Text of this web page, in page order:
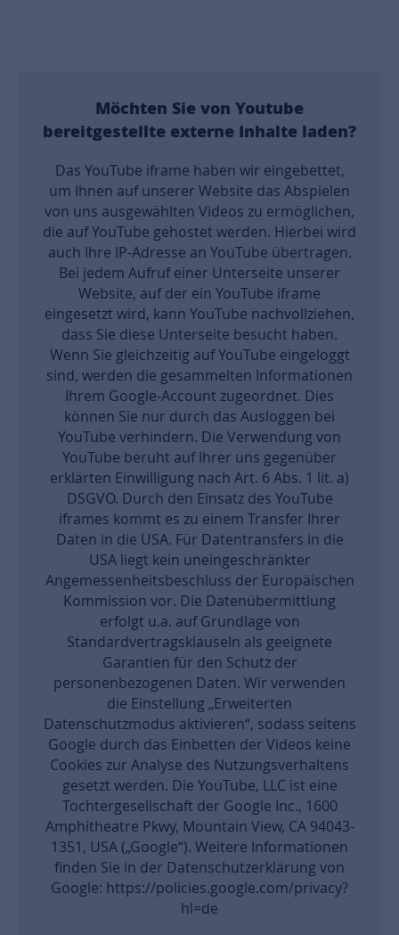
Möchten Sie von Youtube
bereitgestellte externe Inhalte laden?
Das YouTube iframe haben wir eingebettet,
um Ihnen auf unserer Website das Abspielen
von uns ausgewählten Videos zu ermöglichen,
die auf YouTube gehostet werden. Hierbei wird
auch Ihre IP-Adresse an YouTube übertragen.
Bei jedem Aufruf einer Unterseite unserer
Website, auf der ein YouTube iframe
eingesetzt wird, kann YouTube nachvollziehen,
dass Sie diese Unterseite besucht haben.
Wenn Sie gleichzeitig auf YouTube eingeloggt
sind, werden die gesammelten Informationen
Ihrem Google-Account zugeordnet. Dies
können Sie nur durch das Ausloggen bei
YouTube verhindern. Die Verwendung von
YouTube beruht auf Ihrer uns gegenüber
erklärten Einwilligung nach Art. 6 Abs. 1 lit. a)
DSGVO. Durch den Einsatz des YouTube
iframes kommt es zu einem Transfer Ihrer
Daten in die USA. Für Datentransfers in die
USA liegt kein uneingeschränkter
Angemessenheitsbeschluss der Europäischen
Kommission vor. Die Datenübermittlung
erfolgt u.a. auf Grundlage von
Standardvertragsklauseln als geeignete
Garantien für den Schutz der
personenbezogenen Daten. Wir verwenden
die Einstellung „Erweiterten
Datenschutzmodus aktivieren“, sodass seitens
Google durch das Einbetten der Videos keine
Cookies zur Analyse des Nutzungsverhaltens
gesetzt werden. Die YouTube, LLC ist eine
Tochtergesellschaft der Google Inc., 1600
Amphitheatre Pkwy, Mountain View, CA 94043-
1351, USA („Google“). Weitere Informationen
finden Sie in der Datenschutzerklärung von
Google: https://policies.google.com/privacy?
hl=de